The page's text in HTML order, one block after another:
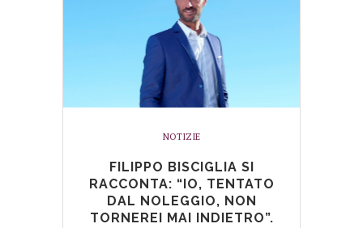
NOTIZIE
FILIPPO BISCIGLIA SI
RACCONTA: “IO, TENTATO
DAL NOLEGGIO, NON
TORNEREI MAI INDIETRO”.